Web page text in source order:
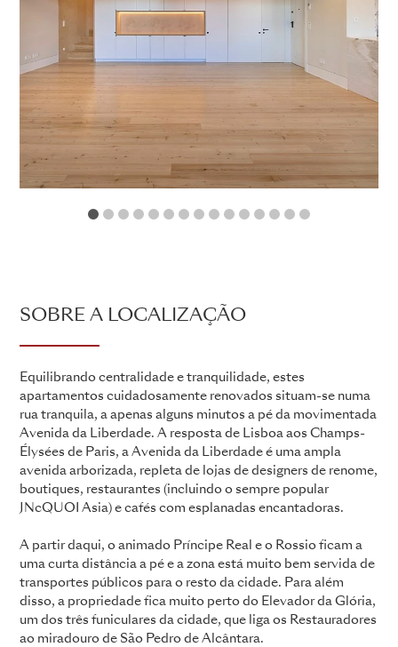
1 2 3 4 5 6 7 8 9 1011 12
SOBRE A LOCALIZAÇÃO
Equilibrando centralidade e tranquilidade, estes
apartamentos cuidadosamente renovados situam-se numa
rua tranquila, a apenas alguns minutos a pé da movimentada
Avenida da Liberdade. A resposta de Lisboa aos Champs-
Élysées de Paris, a Avenida da Liberdade é uma ampla
avenida arborizada, repleta de lojas de designers de renome,
boutiques, restaurantes (incluindo o sempre popular
JNcQUOI Asia) e cafés com esplanadas encantadoras.
A partir daqui, o animado Príncipe Real e o Rossio ficam a
uma curta distância a pé e a zona está muito bem servida de
transportes públicos para o resto da cidade. Para além
disso, a propriedade fica muito perto do Elevador da Glória,
um dos três funiculares da cidade, que liga os Restauradores
ao miradouro de São Pedro de Alcântara.